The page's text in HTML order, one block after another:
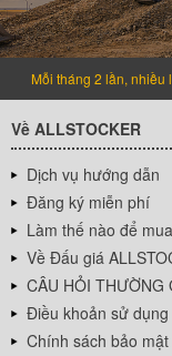
Mỗi tháng 2 lần, nhiều
Về ALLSTOCKER
Dịch vụ hướng dẫn
Đăng ký miễn phí
Làm thế nào để mua
Về Đấu giá
CÂU HỎI THƯỜNG
Điều khoản sử dụng
Chính sách bảo mật